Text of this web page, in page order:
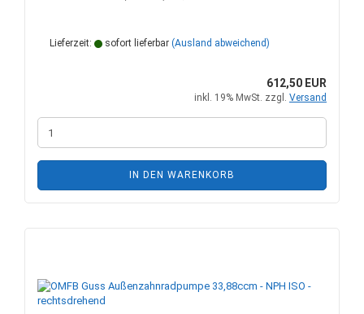
Lieferzeit: sofort lieferbar (Ausland abweichend)
612,50 EUR
inkl. 19% MwSt. zzgl. Versand
IN DEN WARENKORB